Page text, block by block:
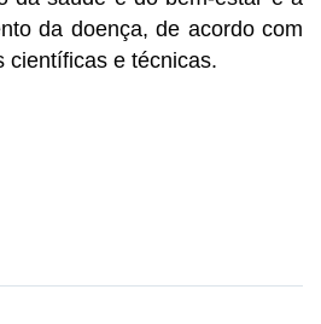
da doença, de acordo com
científicas e técnicas.